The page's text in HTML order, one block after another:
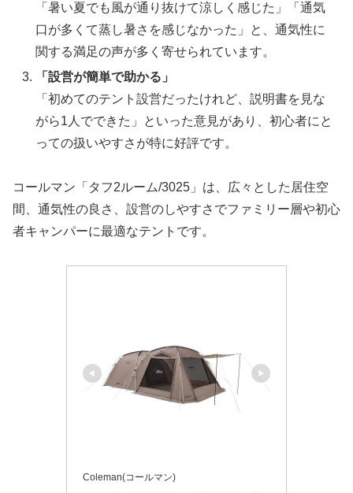
「暑い夏でも風が通り抜けて涼しく感じた」「通気
口が多くて蒸し暑さを感じなかった」と、通気性に
関する満足の声が多く寄せられています。
「設営が簡単で助かる」
「初めてのテント設営だったけれど、説明書を見な
がら1人でできた」といった意見があり、初心者にと
っての扱いやすさが特に好評です。
コールマン「タフ2ルーム/3025」は、広々とした居住空
間、通気性の良さ、設営のしやすさでファミリー層や初心
者キャンパーに最適なテントです。
Coleman(コールマン)